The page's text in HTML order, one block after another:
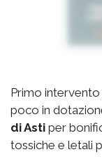
Primo
poco in
di Asti per
tossiche e letali